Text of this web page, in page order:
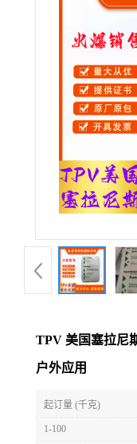
品
展
TPV 美国塞拉尼
户外应用
起订量 (千克)
1-100